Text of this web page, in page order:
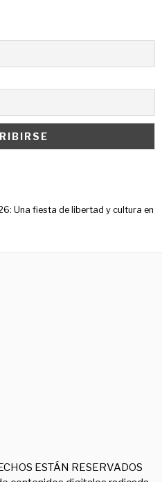
Una fiesta de libertad y cultura en
ESTÁN RESERVADOS